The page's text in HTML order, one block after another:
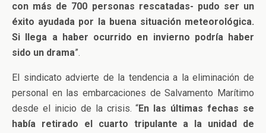
con más de 700 personas rescatadas- pudo ser un
éxito ayudada por la buena situación meteorológica.
Si llega a haber ocurrido en invierno podría haber
sido un drama”.
El sindicato advierte de la tendencia a la eliminación de
personal en las embarcaciones de Salvamento Marítimo
desde el inicio de la crisis. “En las últimas fechas se
había retirado el cuarto tripulante a la unidad de